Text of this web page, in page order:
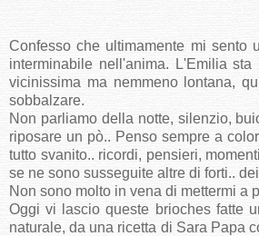
Confesso che ultimamente mi sento
interminabile nell'anima. L'Emilia
vicinissima ma nemmeno lontana,
sobbalzare.
Non parliamo della notte, silenzio,
riposare un pò.. Penso sempre a
tutto svanito.. ricordi, pensieri,
se ne sono susseguite altre di forti..
Non sono molto in vena di mettermi a
Oggi vi lascio queste brioches fatte
naturale, da una ricetta di Sara Papa